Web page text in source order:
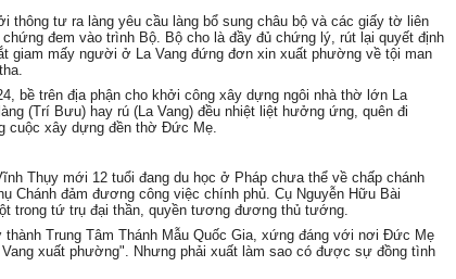
thông tư ra làng yêu cầu làng bổ sung châu bộ và các giấy tờ liên
đem vào trình Bộ.
Bộ cho là đầy đủ chứng lý, rút lại quyết định
giam mấy người ở La Vang đứng đơn xin xuất phường về tội man
bề trên địa phận cho khởi công xây dựng ngôi nhà thờ lớn La
(Trí Bưu) hay rú (La Vang) đều nhiệt liệt hưởng ứng, quên đi
cuộc xây dựng đền thờ Đức Mẹ.
Thụy mới 12 tuổi đang du học ở Pháp chưa thể về chấp chánh
Chánh đảm đương công việc chính phủ. Cụ Nguyễn Hữu Bài
trong tứ trụ đại thần, quyền tương đương thủ tướng.
thành Trung Tâm Thánh Mẫu Quốc Gia, xứng đáng với nơi Đức Mẹ
xuất phường". Nhưng phải xuất làm sao có được sự đồng tình